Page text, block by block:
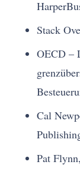
Stack
OECD –
Cal
Pat Flynn,